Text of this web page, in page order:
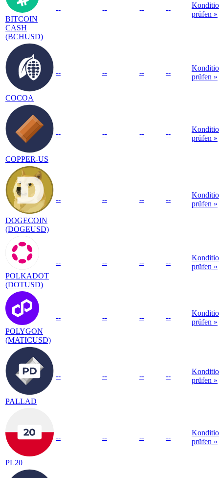
BITCOIN
CASH
(BCHUSD)
-- -- -- --
prüfen »
COCOA
-- -- -- --
prüfen »
COPPER-US
-- -- -- --
prüfen »
DOGECOIN
(DOGEUSD)
-- -- -- --
prüfen »
POLKADOT
(DOTUSD)
-- -- -- --
prüfen »
POLYGON
(MATICUSD)
-- -- -- --
prüfen »
PALLAD
-- -- -- --
prüfen »
PL20
-- -- -- --
prüfen »